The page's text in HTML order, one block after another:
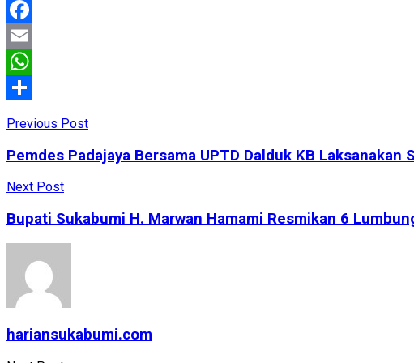
Facebook
Email
WhatsApp
Previous Post
Pemdes Padajaya Bersama UPTD Dalduk KB
Next Post
Bupati Sukabumi H. Marwan Hamami Resmikan 6
hariansukabumi.com